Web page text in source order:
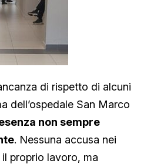
di rispetto di alcuni
dell’ospedale San Marco
non sempre
. Nessuna accusa nei
proprio lavoro, ma